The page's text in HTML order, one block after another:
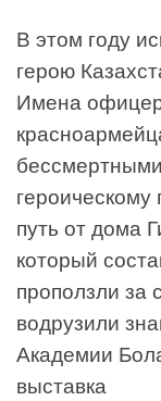
В этом году
герою
Имена
героическому
путь от дома
который
проползли за
водрузили
Академии
выставка